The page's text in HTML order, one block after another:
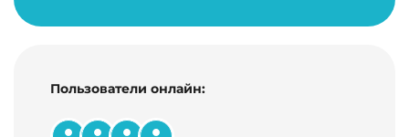
Пользователи онлайн: